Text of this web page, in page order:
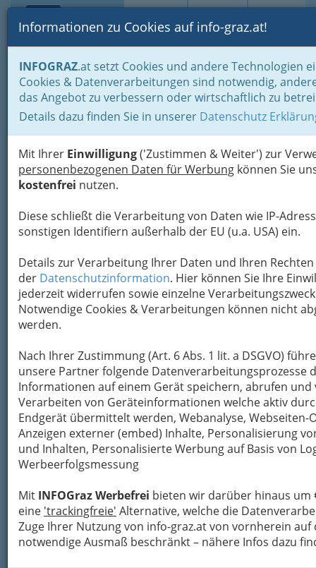
Suche Login Toggle
Informationen zu Cookies auf info-graz.at!
INFOGRAZ.at setzt Cookies und andere Technologien
Cookies & Datenverarbeitungen sind notwendig,
das Angebot zu verbessern oder wirtschaftlich zu
Details dazu finden Sie in unserer Datenschutz
Mit Ihrer Einwilligung('Zustimmen & Weiter') zur
personenbezogenen Daten für Werbung können Sie
kostenfrei nutzen.
Diese schließt die Verarbeitung von Daten wie IP-
sonstigen Identifiern außerhalb der EU (u.a. USA) ein.
Details zur Verarbeitung Ihrer Daten und Ihren
der Datenschutzinformation. Hier können Sie Ihre
jederzeit widerrufen sowie einzelne
Notwendige Cookies & Verarbeitungen können nicht
werden.
Nach Ihrer Zustimmung (Art. 6 Abs. 1 lit. a DSGVO)
unsere Partner folgende Datenverarbeitungsprozesse
Informationen auf einem Gerät speichern, abrufen und
Verarbeiten von Geräteinformationen welche aktiv
Endgerät übermittelt werden, Webanalyse, Webseiten-
Anzeigen externer (embed) Inhalte, Personalisierung
und Inhalten, Personalisierte Werbung auf Basis von
Werbeerfolgsmessung
Mit INFOGraz Werbefrei bieten wir darüber hinaus um
eine 'trackingfreie' Alternative, welche die
Zuge Ihrer Nutzung von info-graz.at von vornherein
notwendige Ausmaß beschränkt – nähere Infos dazu
Home
Gastronomie
Gastronomie: Toprestaurants & Gasthäuser
Einblick in die
Gastronomieszene: 3 Top-
Restaurants in Graz
Graz gilt als kulinarische Hochburg und Heimat
renommierten Lokalen, die ihre Gäste mit
Spezialitäten der Heimat verwöhnen,…
…laden ausgewählte Restaurants zu einem
Abstecher in die internationale Küche ein. Wir
stellen drei Top-Restaurants vor, die nicht nur
mit exzellenter Kochkunst begeistern, sondern
mit einem ausgezeichneten Gesamtkonzept.
Gäste überzeugen
möchten, müssen heute
weitaus mehr bieten, als
leckere Speisen. Es braucht
innovative Ideen, die von der Chefetage bis zum
Servicepersonal gelebt werden. Der
Qualitätsanspruch reicht längst über
hochwertige Zutaten hinaus.
Vom Corporate Design, das sich beispielsweise
auf Website, Speise- und Visitenkarten
wiederspiegelt über das Interieur bis hin zur
Arbeitskleidung muss alles stimmen. Deshalb
legen erfolgreiche Betriebe